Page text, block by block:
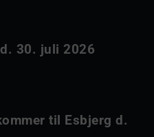
30. juli 2026
til Esbjerg d.